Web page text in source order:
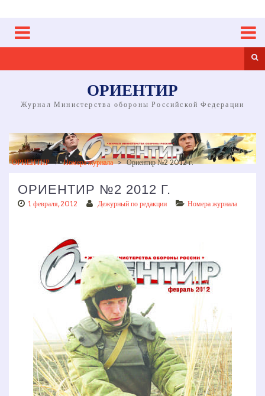
to
content
ОРИЕНТИР
Журнал Министерства обороны Российской Федерации
ОРИЕНТИР > Номера журнала > Ориентир №2 2012 г.
ОРИЕНТИР №2 2012 Г.
1 февраля, 2012 Дежурный по редакции Номера журнала